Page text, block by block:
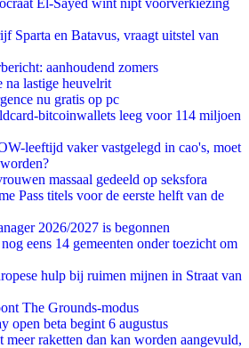
El-Sayed wint nipt voorverkiezing
Sparta en Batavus, vraagt uitstel van
aanhoudend zomers
na lastige heuvelrit
nu gratis op pc
bitcoinwallets leeg voor 114 miljoen
leeftijd vaker vastgelegd in cao's, moet
massaal gedeeld op seksfora
Pass titels voor de eerste helft van de
2026/2027 is begonnen
eens 14 gemeenten onder toezicht om
hulp bij ruimen mijnen in Straat van
The Grounds-modus
open beta begint 6 augustus
meer raketten dan kan worden aangevuld,